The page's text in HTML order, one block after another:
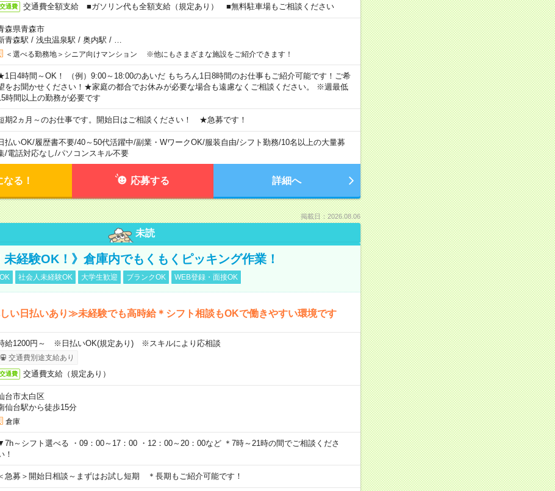
交通費 交通費全額支給 ■ガソリン代も全額支給（規定あり） ■無料駐車場もご相談ください
森県青森市
青森駅 / 浅虫温泉駅 / 奥内駅 /
＜選べる勤務地＞シニア向けマンション ※他にもさまざまな施設をご紹介できます！
日4時間～OK！ （例）9:00～18:00のあいだ もちろん1日8時間のお仕事もご紹介可能です！ご希
をお聞かせください！★家庭の都合でお休みが必要な場合も遠慮なくご相談ください。 ※週最低
時間以上の勤務が必要です
期2ヵ月～のお仕事です。開始日はご相談ください！ ★急募です！
払いOK/履歴書不要/40～50代活躍中/副業・WワークOK/服装自由/シフト勤務/10名以上の大量募
/電話対応なし/パソコンスキル不要
なる！ 応募する 詳細へ
掲載日：2026.08.06
未読
未経験OK！》倉庫内でもくもくピッキング作業！
社会人未経験OK 大学生歓迎 ブランクOK WEB登録・面接OK
い日払いあり≫未経験でも高時給＊シフト相談もOKで働きやすい環境です
給1200円～ ※日払いOK(規定あり) ※スキルにより応相談
交通費別途支給あり
交通費 交通費支給（規定あり）
台市太白区
仙台駅から徒歩15分
倉庫
～シフト選べる ・09：00～17：00 ・12：00～20：00など ＊7時～21時の間でご相談くださ
！
急募＞開始日相談～まずはお試し短期 ＊長期もご紹介可能です！